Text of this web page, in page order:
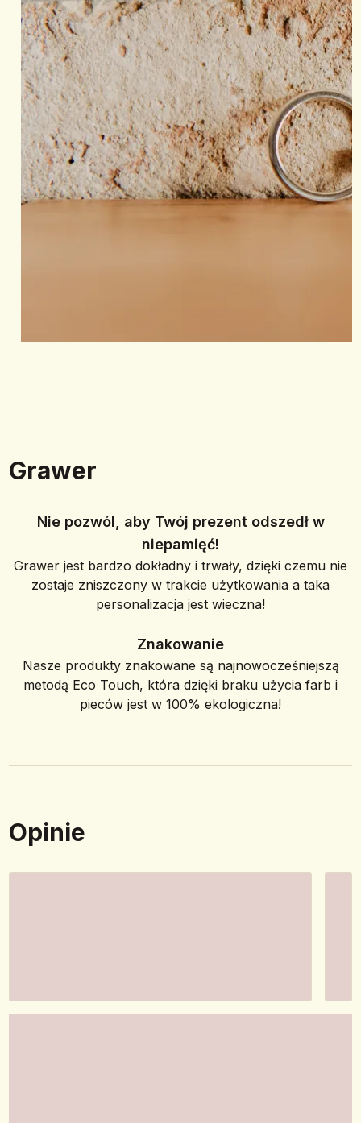
Grawer
Nie pozwól, aby Twój prezent odszedł w
niepamięć!
Grawer jest bardzo dokładny i trwały, dzięki czemu nie
zostaje zniszczony w trakcie użytkowania a taka
personalizacja jest wieczna!
Znakowanie
Nasze produkty znakowane są najnowocześniejszą
metodą Eco Touch, która dzięki braku użycia farb i
pieców jest w 100% ekologiczna!
Opinie